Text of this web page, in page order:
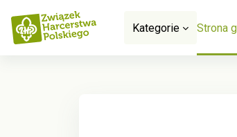
Przejdź do głównej zawartości
Kategorie
Strona